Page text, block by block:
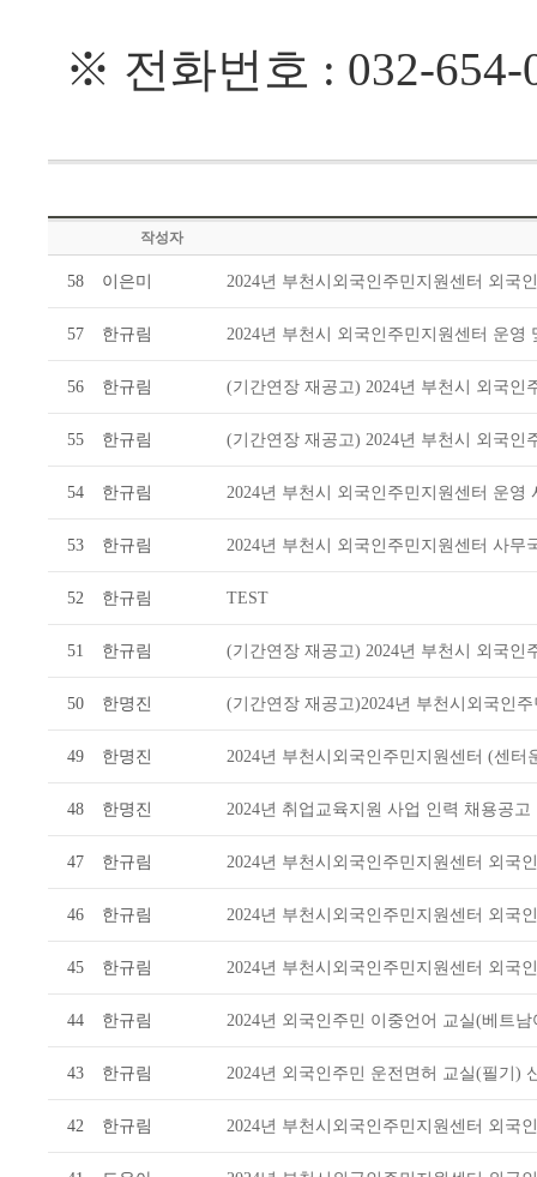
※ 전화번호 : 032-654-
작성자
58 이은미 2024년 부천시외국인주민지원센터 외국
57 한규림 2024년 부천시 외국인주민지원센터 운
56 한규림 (기간연장 재공고) 2024년 부천시 외국
55 한규림 (기간연장 재공고) 2024년 부천시 외국
54 한규림 2024년 부천시 외국인주민지원센터 운영
53 한규림 2024년 부천시 외국인주민지원센터 사무
52 한규림 TEST
51 한규림 (기간연장 재공고) 2024년 부천시 외국
50 한명진 (기간연장 재공고)2024년 부천시외국인
49 한명진 2024년 부천시외국인주민지원센터 (센터
48 한명진 2024년 취업교육지원 사업 인력 채용공고
47 한규림 2024년 부천시외국인주민지원센터 외국
46 한규림 2024년 부천시외국인주민지원센터 외국
45 한규림 2024년 부천시외국인주민지원센터 외국
44 한규림 2024년 외국인주민 이중언어 교실(베트
43 한규림 2024년 외국인주민 운전면허 교실(필기)
42 한규림 2024년 부천시외국인주민지원센터 외국